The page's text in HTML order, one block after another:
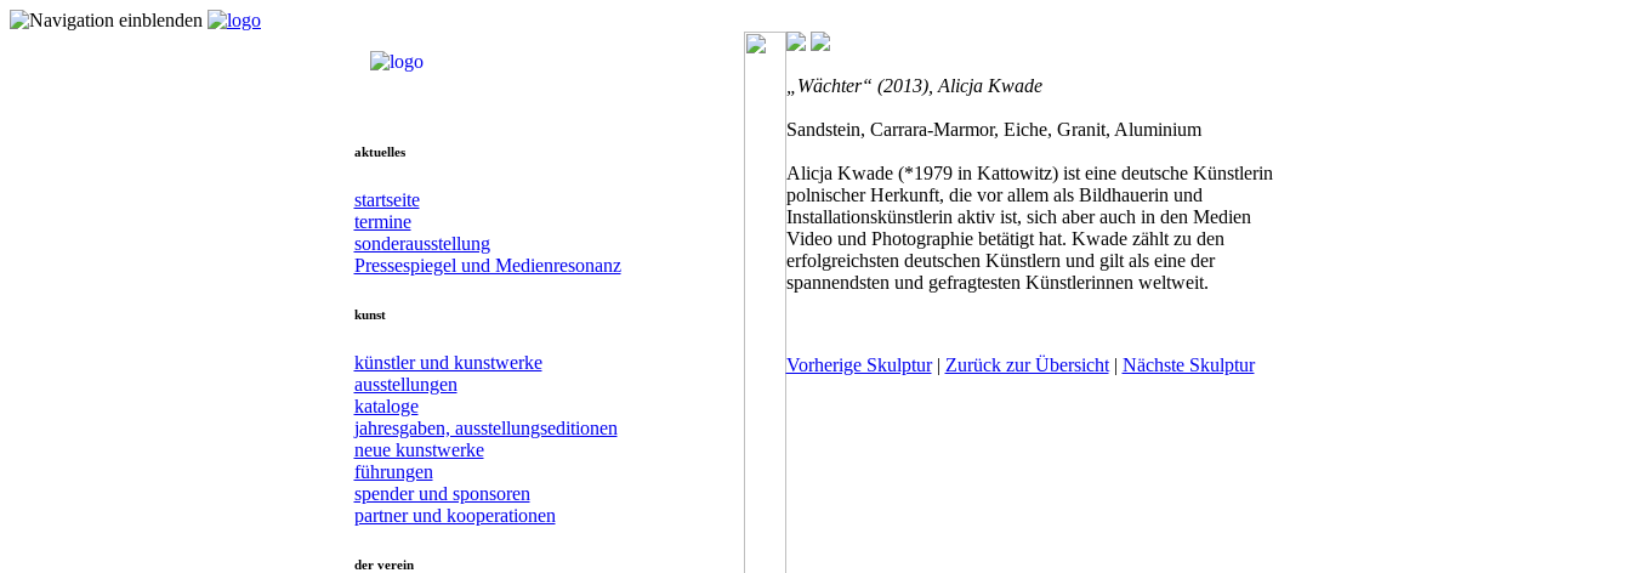
aktuelles
startseite
termine
sonderausstellung
Pressespiegel und Medienresonanz
kunst
künstler und kunstwerke
ausstellungen
kataloge
jahresgaben, ausstellungseditionen
neue kunstwerke
führungen
spender und sponsoren
partner und kooperationen
der verein
„Wächter“ (2013), Alicja Kwade
Sandstein, Carrara-Marmor, Eiche, Granit, Aluminium
Alicja Kwade (*1979 in Kattowitz) ist eine deutsche Künstlerin
polnischer Herkunft, die vor allem als Bildhauerin und
Installationskünstlerin aktiv ist, sich aber auch in den Medien
Video und Photographie betätigt hat. Kwade zählt zu den
erfolgreichsten deutschen Künstlern und gilt als eine der
spannendsten und gefragtesten Künstlerinnen weltweit.
Vorherige Skulptur| Zurück zur Übersicht| Nächste Skulptur